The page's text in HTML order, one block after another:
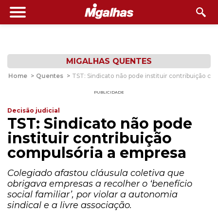
MIGALHAS QUENTES
Home > Quentes > TST: Sindicato não pode instituir contribuição
PUBLICIDADE
Decisão judicial
TST: Sindicato não pode
instituir contribuição
compulsória a empresa
Colegiado afastou cláusula coletiva que
obrigava empresas a recolher o ‘benefício
social familiar’, por violar a autonomia
sindical e a livre associação.